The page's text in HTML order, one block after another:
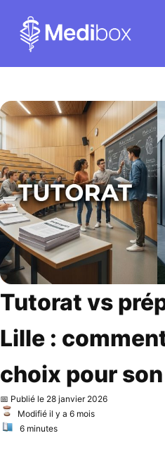
Tutorat vs
Lille :
choix pour
📅 Publié le 28 janvier 2026
Modifié il y a 6 mois
6 minutes